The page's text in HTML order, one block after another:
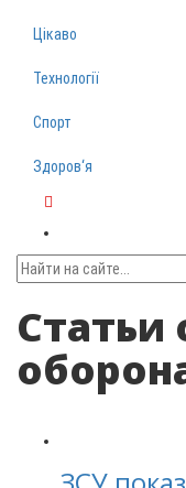
Цікаво
Технології
Спорт
Здоров‘я
Статьи